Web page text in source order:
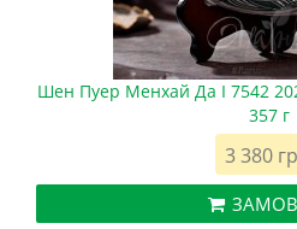
Шен Пуер Менхай Да І 7542
357 г
3 380